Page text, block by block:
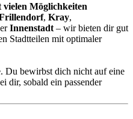
Möglichkeiten
, Kray,
Innenstadt – wir bieten dir gut
Stadtteilen mit optimaler
Du bewirbst dich nicht auf eine
dir, sobald ein passender